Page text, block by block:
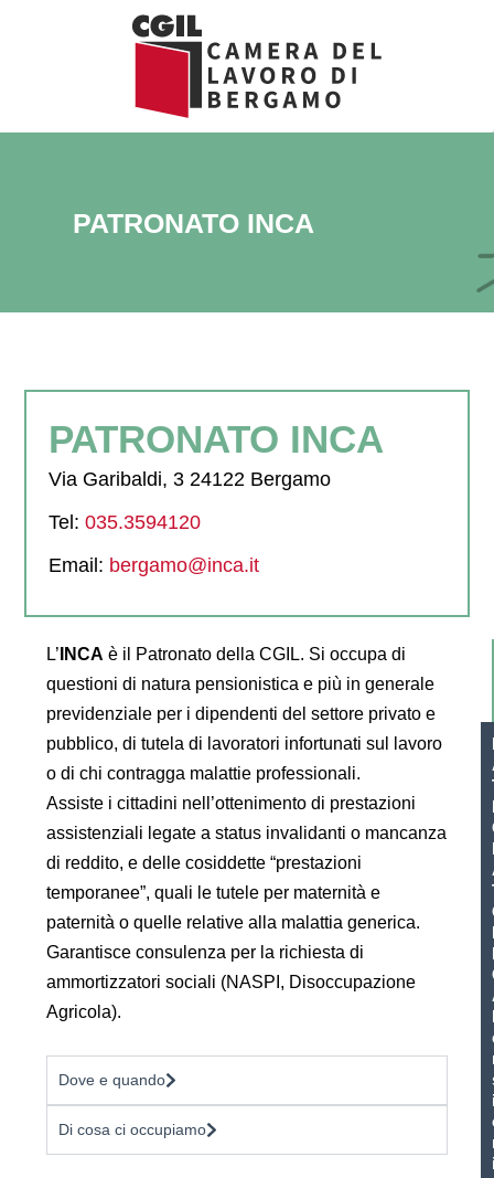
PATRONATO INCA
PATRONATO INCA
Via Garibaldi, 3 24122 Bergamo
Tel:035.3594120
Email: bergamo@inca.it
L’INCA è il Patronato della CGIL. Si occupa di
questioni di natura pensionistica e più in generale
previdenziale per i dipendenti del settore privato e
pubblico, di tutela di lavoratori infortunati sul lavoro
o di chi contragga malattie professionali.
Assiste i cittadini nell’ottenimento di prestazioni
assistenziali legate a status invalidanti o mancanza
di reddito, e delle cosiddette “prestazioni
temporanee”, quali le tutele per maternità e
paternità o quelle relative alla malattia generica.
Garantisce consulenza per la richiesta di
ammortizzatori sociali (NASPI, Disoccupazione
Agricola).
Dove e quando
Di cosa ci occupiamo